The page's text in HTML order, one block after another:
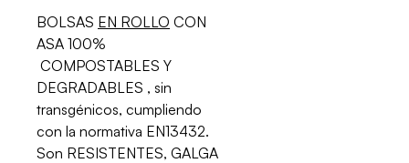
BOLSAS EN ROLLO CON
ASA 100%
COMPOSTABLES Y
DEGRADABLES , sin
transgénicos, cumpliendo
con la normativa EN13432.
Son RESISTENTES, GALGA